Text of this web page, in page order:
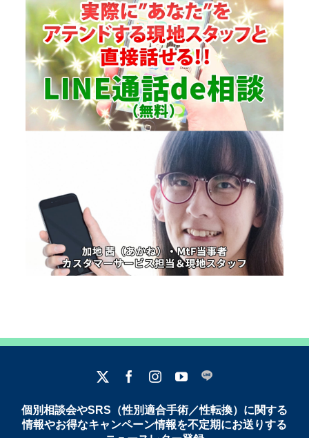
個別相談会やSRS（性別適合手術／性転換）に関する
情報やお得なキャンペーン情報を不定期にお送りする